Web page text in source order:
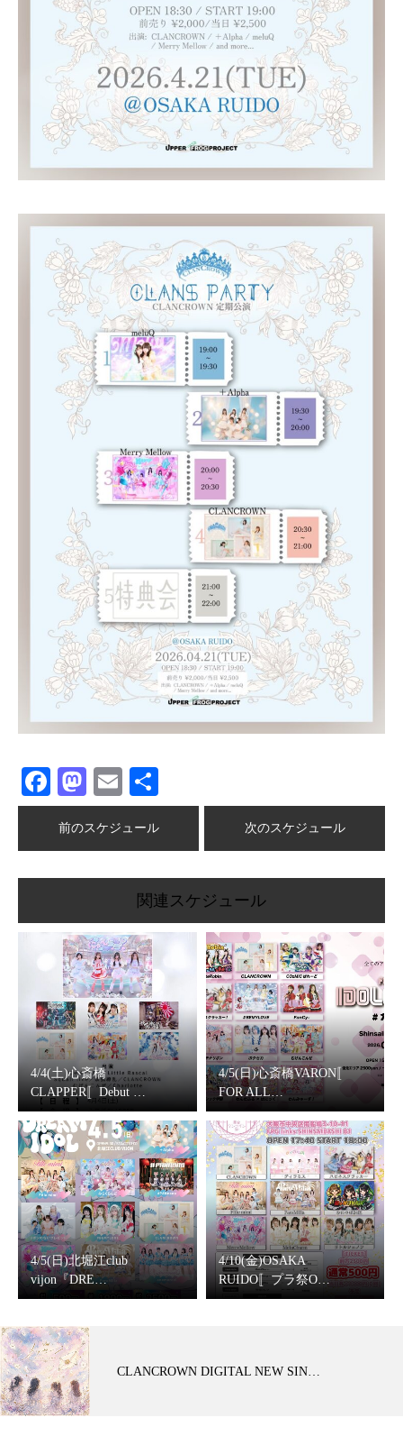
Facebook
Mastodon
Email
有
前のスケジュール 次のスケジュール
関連スケジュール
4/4(土)心斎橋
CLAPPER〚Debut …
4/5(日)心斎橋VARON〚
FOR ALL…
4/5(日)北堀江club
vijon『DRE…
4/10(金)OSAKA
RUIDO〚プラ祭O…
CLANCROWN DIGITAL NEW SIN…